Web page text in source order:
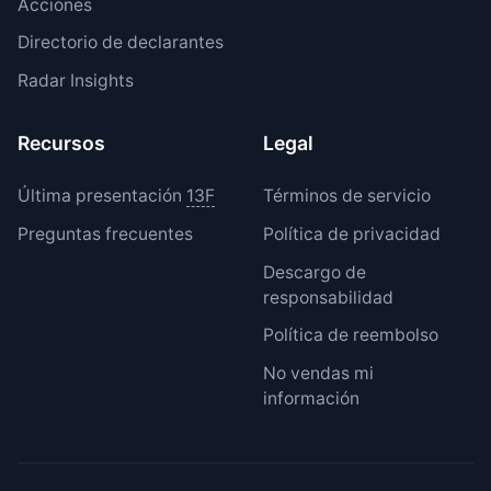
Acciones
Directorio de declarantes
Radar Insights
Recursos
Última presentación 13F
Preguntas frecuentes
Legal
Términos de servicio
Política de privacidad
Descargo de
responsabilidad
Política de reembolso
No vendas mi
información